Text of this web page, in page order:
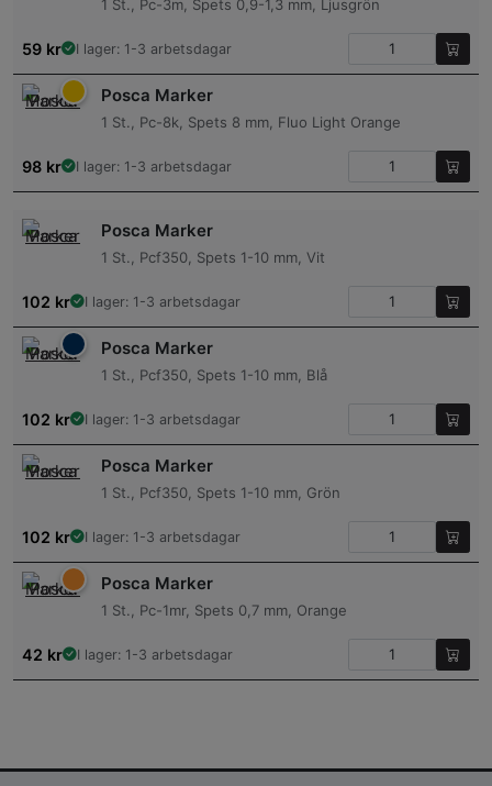
1 St., Pc-3m, Spets 0,9-1,3 mm, Ljusgrön
59 kr I lager: 1-3 arbetsdagar
Posca Marker
1 St., Pc-8k, Spets 8 mm, Fluo Light Orange
98 kr I lager: 1-3 arbetsdagar
Posca Marker
1 St., Pcf350, Spets 1-10 mm, Vit
102 kr I lager: 1-3 arbetsdagar
Posca Marker
1 St., Pcf350, Spets 1-10 mm, Blå
102 kr I lager: 1-3 arbetsdagar
Posca Marker
1 St., Pcf350, Spets 1-10 mm, Grön
102 kr I lager: 1-3 arbetsdagar
Posca Marker
1 St., Pc-1mr, Spets 0,7 mm, Orange
42 kr I lager: 1-3 arbetsdagar